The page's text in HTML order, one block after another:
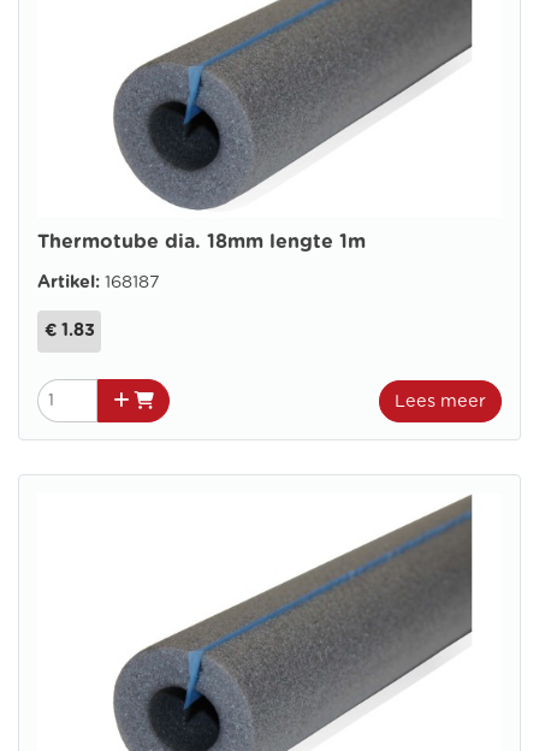
Thermotube dia. 18mm lengte 1m
Artikel: 168187
€ 1.83
Lees meer